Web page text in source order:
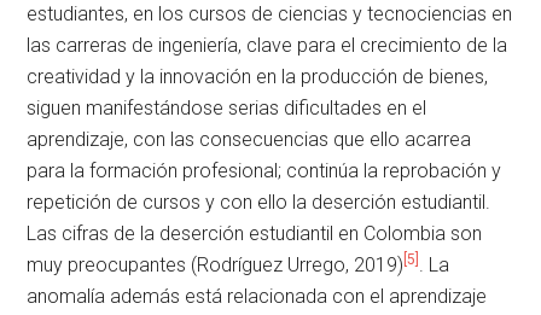
estudiantes, en los cursos de ciencias y tecnociencias en
las carreras de ingeniería, clave para el crecimiento de la
creatividad y la innovación en la producción de bienes,
siguen manifestándose serias dificultades en el
aprendizaje, con las consecuencias que ello acarrea
para la formación profesional; continúa la reprobación y
repetición de cursos y con ello la deserción estudiantil.
Las cifras de la deserción estudiantil en Colombia son
muy preocupantes (Rodríguez Urrego, 2019) [5]
. La
anomalía además está relacionada con el aprendizaje